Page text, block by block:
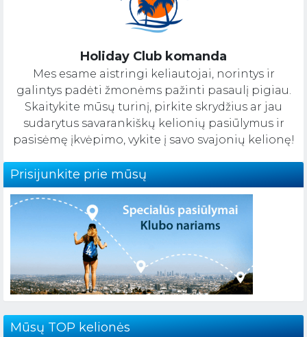
Holiday Club komanda
Mes esame aistringi keliautojai, norintys ir
galintys padėti žmonėms pažinti pasaulį pigiau.
Skaitykite mūsų turinį, pirkite skrydžius ar jau
sudarytus savarankiškų kelionių pasiūlymus ir
pasisėmę įkvėpimo, vykite į savo svajonių kelionę!
Prisijunkite prie mūsų
Mūsų TOP kelionės